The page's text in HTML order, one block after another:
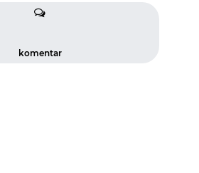
komentar